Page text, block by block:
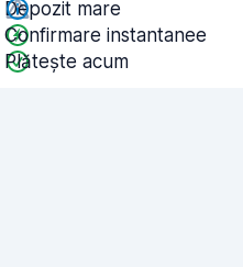
Depozit mare
Confirmare instantanee
Plătește acum